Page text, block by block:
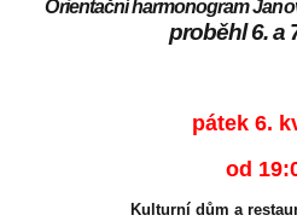
Orientační harmonogram
proběhl 6. a
pátek 6.
od
Kulturní dům a